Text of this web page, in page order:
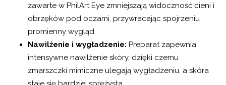
zawarte w PhilArt Eye zmniejszają widoczność cieni i
obrzęków pod oczami, przywracając spojrzeniu
promienny wygląd.
Nawilżenie i wygładzenie: Preparat zapewnia
intensywne nawilżenie skóry, dzięki czemu
zmarszczki mimiczne ulegają wygładzeniu, a skóra